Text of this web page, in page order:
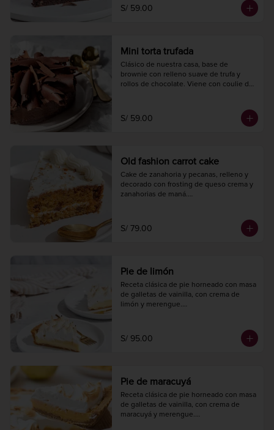
S/ 59.00
Mini torta trufada
Clásico de nuestra casa, base de
brownie con relleno suave de trufa y
rollos de chocolate. Viene con coulie de
4 a 6 porciones.
S/ 59.00
Old fashion carrot cake
Cake de zanahoria y pecanas, relleno y
decorado con frosting de queso crema y
zanahorias de maná.
S/ 79.00
Pie de limón
Receta clásica de pie horneado con masa
de galletas de vainilla, con crema de
limón y merengue.
S/ 95.00
Pie de maracuyá
Receta clásica de pie horneado con masa
de galletas de vainilla, con crema de
maracuyá y merengue.